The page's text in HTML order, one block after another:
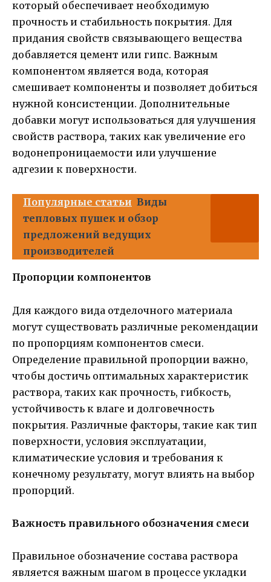
который обеспечивает необходимую
прочность и стабильность покрытия. Для
придания свойств связывающего вещества
добавляется цемент или гипс. Важным
компонентом является вода, которая
смешивает компоненты и позволяет добиться
нужной консистенции. Дополнительные
добавки могут использоваться для улучшения
свойств раствора, таких как увеличение его
водонепроницаемости или улучшение
адгезии к поверхности.
Популярные статьи Виды
тепловых пушек и обзор
предложений ведущих
производителей
Пропорции компонентов
Для каждого вида отделочного материала
могут существовать различные рекомендации
по пропорциям компонентов смеси.
Определение правильной пропорции важно,
чтобы достичь оптимальных характеристик
раствора, таких как прочность, гибкость,
устойчивость к влаге и долговечность
покрытия. Различные факторы, такие как тип
поверхности, условия эксплуатации,
климатические условия и требования к
конечному результату, могут влиять на выбор
пропорций.
Важность правильного обозначения смеси
Правильное обозначение состава раствора
является важным шагом в процессе укладки